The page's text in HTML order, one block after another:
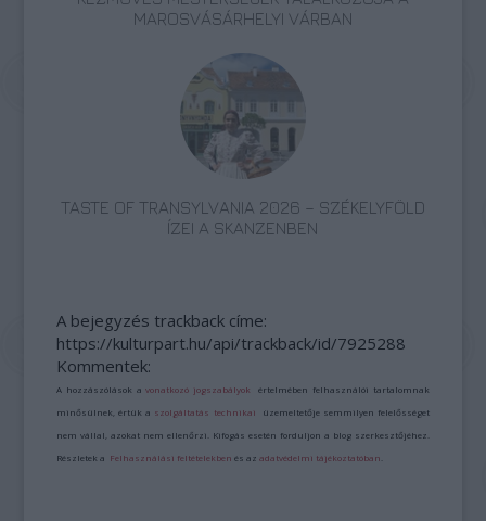
MAROSVÁSÁRHELYI VÁRBAN
TASTE OF TRANSYLVANIA 2026 – SZÉKELYFÖLD
ÍZEI A SKANZENBEN
A bejegyzés trackback címe:
https://kulturpart.hu/api/trackback/id/7925288
Kommentek:
A hozzászólások avonatkozó jogszabályok értelmében felhasználói tartalomnak
minősülnek, értük a szolgáltatás technikai üzemeltetője semmilyen felelősséget
nem vállal, azokat nem ellenőrzi. Kifogás esetén forduljon a blog szerkesztőjéhez.
Részletek a Felhasználási feltételekben és azadatvédelmi tájékoztatóban